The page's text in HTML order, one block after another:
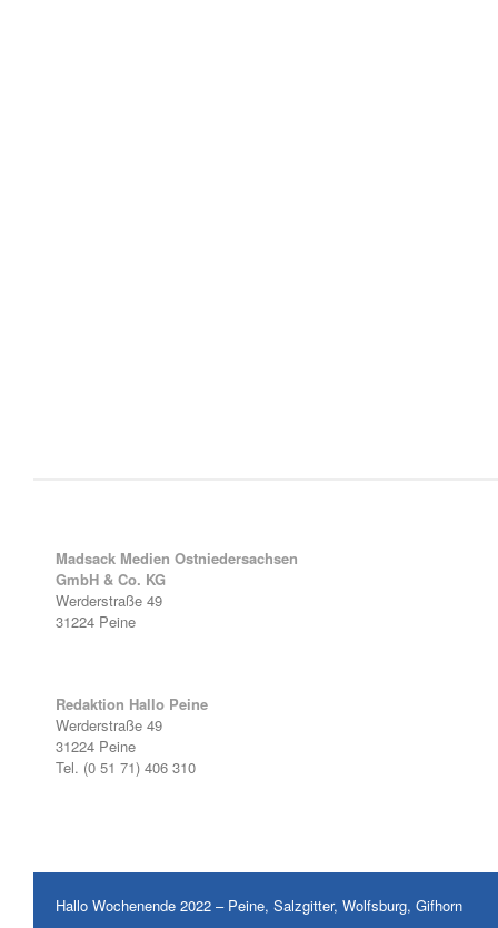
Madsack Medien Ostniedersachsen
GmbH & Co. KG
Werderstraße 49
31224 Peine
Redaktion Hallo Peine
Werderstraße 49
31224 Peine
Tel. (0 51 71) 406 310
Hallo Wochenende 2022 – Peine, Salzgitter, Wolfsburg, Gifhorn